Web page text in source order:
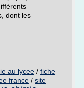
dont les
au lycee / fiche
france / site